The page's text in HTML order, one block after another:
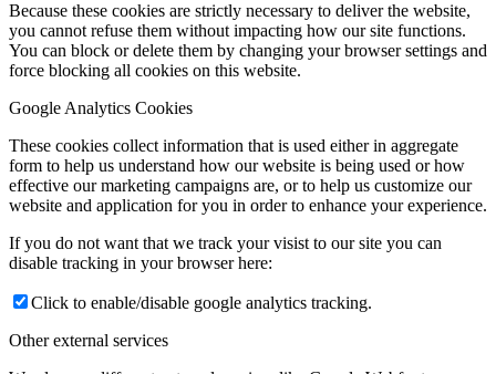
Because these cookies are strictly necessary to deliver the website,
you cannot refuse them without impacting how our site functions.
You can block or delete them by changing your browser settings and
force blocking all cookies on this website.
Google Analytics Cookies
These cookies collect information that is used either in aggregate
form to help us understand how our website is being used or how
effective our marketing campaigns are, or to help us customize our
website and application for you in order to enhance your experience.
If you do not want that we track your visist to our site you can
disable tracking in your browser here:
Click to enable/disable google analytics tracking.
Other external services